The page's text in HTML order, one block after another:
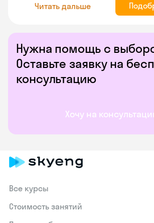
Нужна помощь с
Оставьте заявку на
консультацию
Хочу на
Читать дальше
Все курсы
Стоимость занятий